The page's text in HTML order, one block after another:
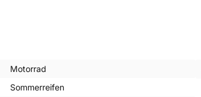
Motorrad
Sommerreifen